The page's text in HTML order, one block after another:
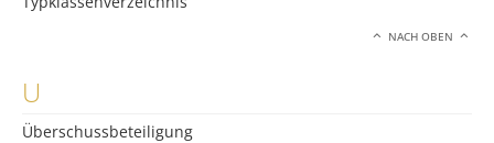
NACH OBEN
U
Überschussbeteiligung